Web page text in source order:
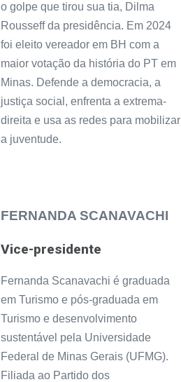
o golpe que tirou sua tia, Dilma
Rousseff da presidência. Em 2024
foi eleito vereador em BH com a
maior votação da história do PT em
Minas. Defende a democracia, a
justiça social, enfrenta a extrema-
direita e usa as redes para mobilizar
a juventude.
FERNANDA SCANAVACHI
Vice-presidente
Fernanda Scanavachi é graduada
em Turismo e pós-graduada em
Turismo e desenvolvimento
sustentável pela Universidade
Federal de Minas Gerais (UFMG).
Filiada ao Partido dos